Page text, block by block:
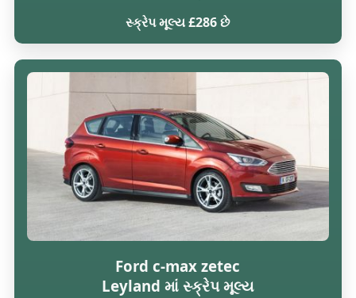
સ્ક્રેપ મૂલ્ય £286 છે
Ford c-max zetec
Leyland માં સ્ક્રેપ મૂલ્ય